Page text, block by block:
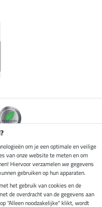
om je een optimale en veilige
van onze website te meten en om
Hiervoor verzamelen we gegevens
gebruiken op hun apparaten.
het gebruik van cookies en de
de overdracht van de gegevens aan
"Alleen noodzakelijke" klikt, wordt